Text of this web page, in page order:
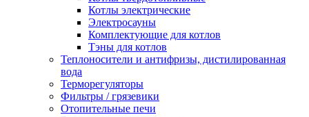
Котлы электрические
Электросауны
Комплектующие для котлов
Тэны для котлов
Теплоносители и антифризы, дистилированная
вода
Терморегуляторы
Фильтры / грязевики
Отопительные печи